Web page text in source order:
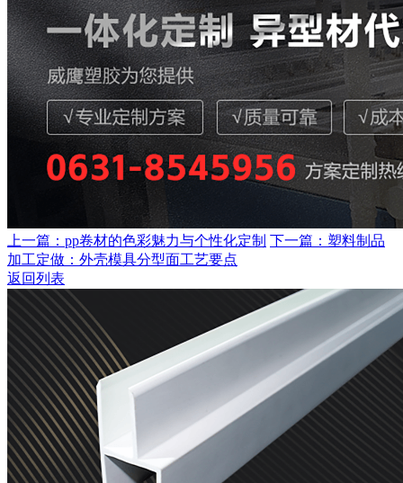
上一篇：pp卷材的色彩魅力与个性化定制 下一篇：塑料制品
加工定做：外壳模具分型面工艺要点
返回列表